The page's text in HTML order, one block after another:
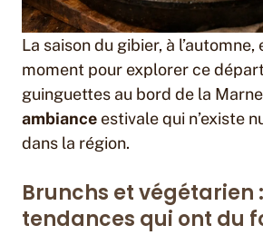
La saison du gibier, à
moment pour explorer ce
guinguettes au bord de la
ambiance estivale qui n’existe
dans la région.
Brunchs et végétarien
tendances qui ont du